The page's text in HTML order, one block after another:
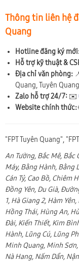
Thông tin liên hệ
Quang
Hotline đăng ký
Hỗ trợ kỹ thuật &
Địa chỉ văn phòng:
Quang, Tuyên
Zalo hỗ trợ 24/7: ✉️
Website chính thức:
"FPT Tuyên Quang",
An Tường, Bắc Mê, Bắc
Máy, Bằng Hành, Bằng
Cán Tỷ, Cao Bồ, Chiêm
Đồng Yên, Du Già,
1, Hà Giang 2, Hàm
Hồng Thái, Hùng An,
Đài, Kiến Thiết, Kim
Hành, Lũng Cú, Lũng
Minh Quang, Minh
Nà Hang, Nấm Dẩn,